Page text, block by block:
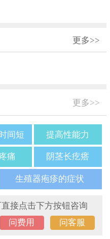
更多>>
更多>>
间短 提高性能力
痛 阴茎长疙瘩
生殖器疱疹的症状
接点击下方按钮咨询
问费用 问客服